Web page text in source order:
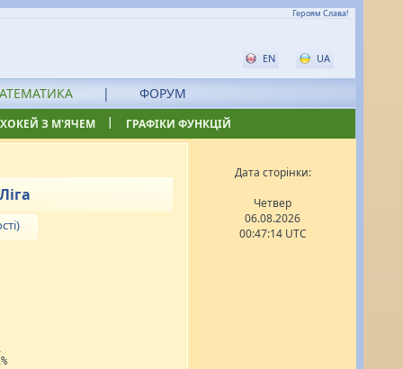
Героям Слава!
EN UA
| ФОРУМ
ХОКЕЙ З М'ЯЧЕМ | ГРАФІКИ ФУНКЦІЙ
Дата сторінки:
Четвер
06.08.2026
00:47:14 UTC